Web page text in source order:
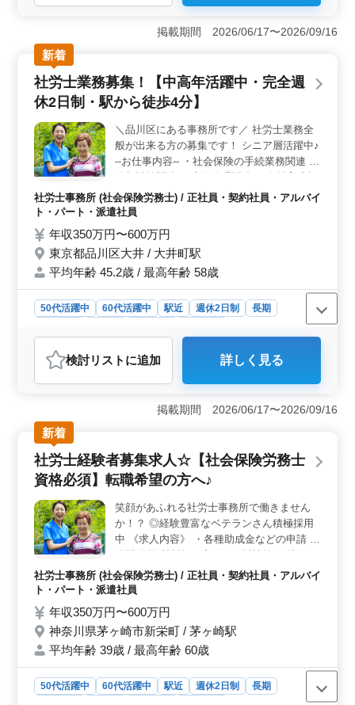
の長期休暇もありしっかり休めます。交通費実費支給で
労務士事務所での幅広い業務に携わり、経験を活かせま
す。 ベテランだからこその、丁寧な対応とノウハウ
で、活躍してみませんか。 ＜給与・福利厚生＞ 年
収300万円〜500万円で、通勤手当も実費支給。 社会保
険完備など、福利厚生面も充実しており、安心して働け
ます。
掲載期間 2026/06/17〜2026/09/16
新着
社労士業務募集！【中高年活躍中・完全週
休2日制・駅から徒歩4分】
＼品川区にある事務所です／ 社労士業務全
般が出来る方の募集です！ シニア層活躍中♪
--お仕事内容-- ・社会保険の手続業務関連 ・
給与計算関連 ・雇用管理関連 ・人材育成相
談 ・人材制度制定 ・労務トラブル対応 ・就
業規則作成 ・助成金業務 ＊社会保険完備 ＊
ンスタッフ多数活躍中です！ 皆様のご応募
お待ちしております！！！
社労士事務所 (社会保険労務士) / 正社員・契約社員・アルバイ
ト・パート・派遣社員
年収350万円〜600万円
東京都品川区大井 / 大井町駅
平均年齢 45.2歳 / 最高年齢 58歳
50代活躍中 60代活躍中 駅近 週休2日制
長期
社労士事務所
おすすめポイント
＜中高年の活躍＞ 社会保険労務士業務の募集です。経
験豊富な中高年の方々が活躍しており、あなたのスキル
や経験を活かして新しいキャリアを築くチャンスです。
現在は50代や60代のベテランスタッフが多数在籍してお
り、経験を積んだ方々が安定して働いています。 ＜
働きやすさ＞ 完全週休2日制で土日祝が休み。駅から徒
歩4分というアクセスの良さも魅力です。また、残業も月
する環境が整っています。さらに、社会保険完備や通勤
手当の実費支給など、福利厚生も充実しています。
＜業務内容＞ 社会保険の手続業務や給与計算関連、雇
用管理、労務トラブル対応など、幅広い業務を担当しま
す。また、人材育成相談や人材制度制定など、経験を活
かしてより高度な業務にも携わることが可能です。
検討リスト に追加 詳しく見る
掲載期間 2026/06/17〜2026/09/16
新着
社労士経験者募集求人☆【社会保険労務士
資格必須】転職希望の方へ♪
笑顔があふれる社労士事務所で働きません
か！？ ◎経験豊富なベテランさん積極採用
中 《求人内容》 ・各種助成金などの申請 ・
険料計算 ・所得税計算 ・労働社会保険の適
用、年度更新、算定基礎届 等 〜備考〜 ＊社
事探し中の方、ぜひお問い合わせください！
ご応募お待ちしております♪
社労士事務所 (社会保険労務士) / 正社員・契約社員・アルバイ
ト・パート・派遣社員
年収350万円〜600万円
神奈川県茅ヶ崎市新栄町 / 茅ヶ崎駅
平均年齢 39歳 / 最高年齢 60歳
50代活躍中 60代活躍中 駅近 週休2日制
長期